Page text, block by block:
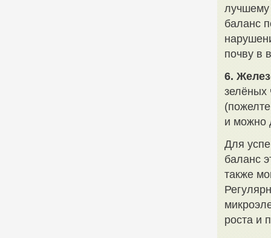
лучшему
баланс
почву в
6.
зелёных
и можно
Для
баланс
также
роста и